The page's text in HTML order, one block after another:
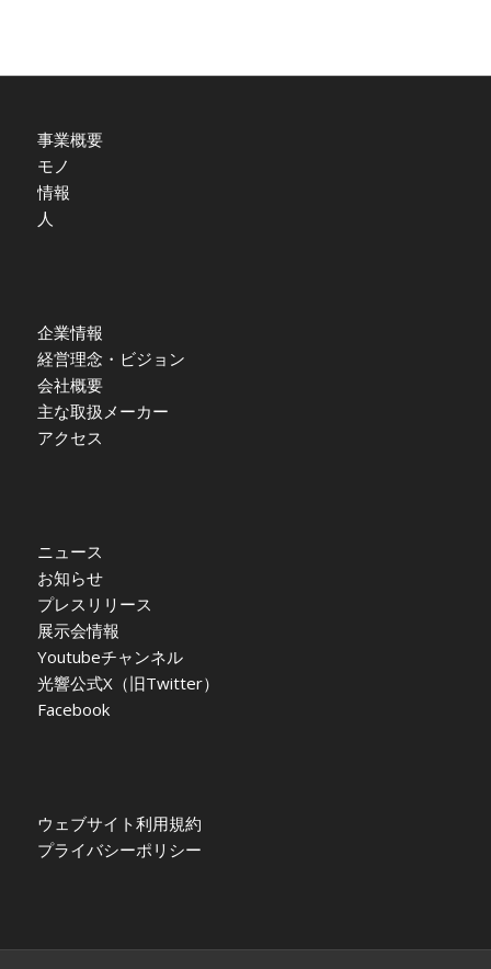
事業概要
モノ
情報
人
企業情報
経営理念・ビジョン
会社概要
主な取扱メーカー
アクセス
ニュース
お知らせ
プレスリリース
展示会情報
Youtubeチャンネル
光響公式X（旧Twitter）
Facebook
ウェブサイト利用規約
プライバシーポリシー